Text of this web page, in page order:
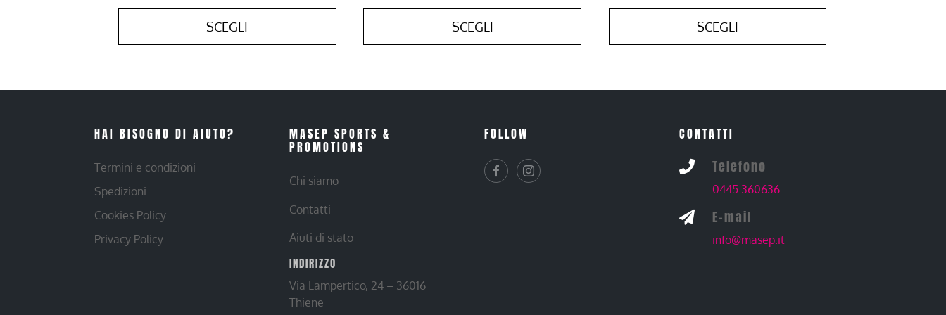
SCEGLI SCEGLI SCEGLI
HAI BISOGNO DI AIUTO?
Termini e condizioni
Spedizioni
Cookies Policy
Privacy Policy
MASEP SPORTS &
PROMOTIONS
Chi siamo
Contatti
Aiuti di stato
INDIRIZZO
Via Lampertico, 24 – 36016
Thiene
FOLLOW CONTATTI
 Telefono
0445 360636
 E-mail
info@masep.it